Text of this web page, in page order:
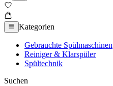
Kategorien
Gebrauchte Spülmaschinen
Reiniger & Klarspüler
Spültechnik
Suchen